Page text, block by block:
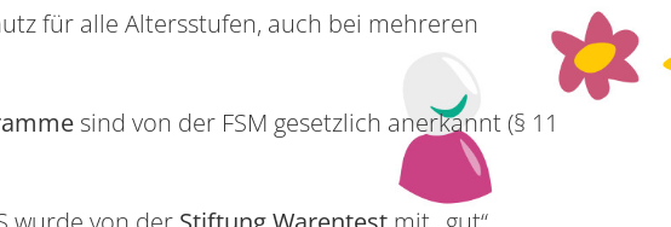
für alle Altersstufen, auch bei mehreren
sind von der FSM gesetzlich anerkannt (§ 11